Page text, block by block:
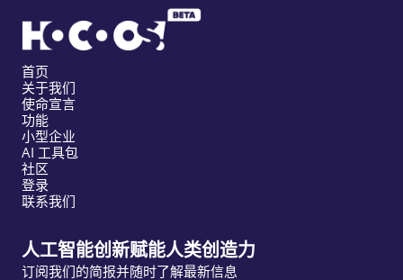
首页
关于我们
使命宣言
功能
小型企业
AI 工具包
社区
登录
联系我们
人工智能创新赋能人类创造力
订阅我们的简报并随时了解最新信息